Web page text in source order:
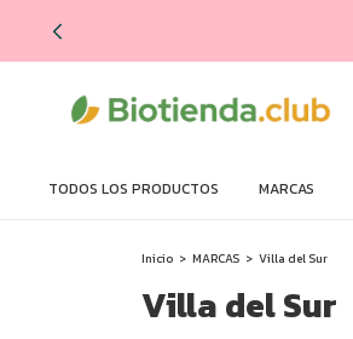
TODOS LOS PRODUCTOS MARCAS
Inicio > MARCAS > Villa del Sur
Villa del Sur